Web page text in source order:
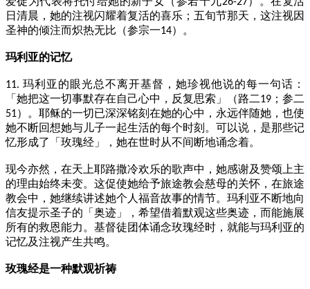
日清晨，她的注视闪耀着复活的喜乐；五旬节那天，这注视因
圣神的倾注而炽热无比（参宗一14）。
玛利亚的记忆
11. 玛利亚的眼光总不离开基督，她珍视他说的每一句话：
「她把这一切事默存在自己心中，反复思索」（路二19 ；参二
51）。耶稣的一切已深深铭刻在她的心中，永远伴随她，也使
她不断回想她与儿子一起生活的每个时刻。可以说，是那些记
忆形成了「玫瑰经」，她在世时从不间断地诵念着。
现今亦然，在天上耶路撒冷欢乐的歌声中，她感谢及赞颂上主
的理由始终未变。这促使她给予旅途教会慈母的关怀，在旅途
教会中，她继续讲述她个人福音故事的情节。玛利亚不断地向
信友提示圣子的「奥迹」，希望借着默观这些奥迹，而能施展
所有的救恩能力。基督徒团体诵念玫瑰经时，就能与玛利亚的
记忆及注视产生共鸣。
玫瑰经是一种默观祈祷